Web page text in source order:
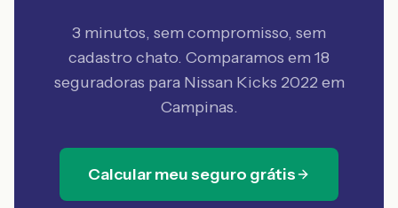
3 minutos, sem compromisso, sem
cadastro chato. Comparamos em 18
seguradoras para Nissan Kicks 2022 em
Campinas.
Calcular meu seguro grátis